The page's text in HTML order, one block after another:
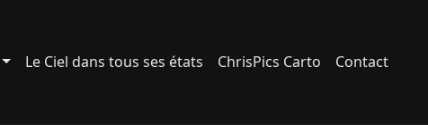
Le Ciel dans tous ses états ChrisPics Carto Contact